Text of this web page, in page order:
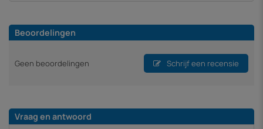
Beoordelingen
Geen beoordelingen Schrijf een recensie
Vraag en antwoord